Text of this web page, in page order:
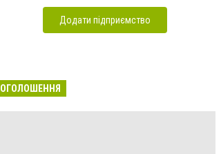
Додати підприємство
ОГОЛОШЕННЯ